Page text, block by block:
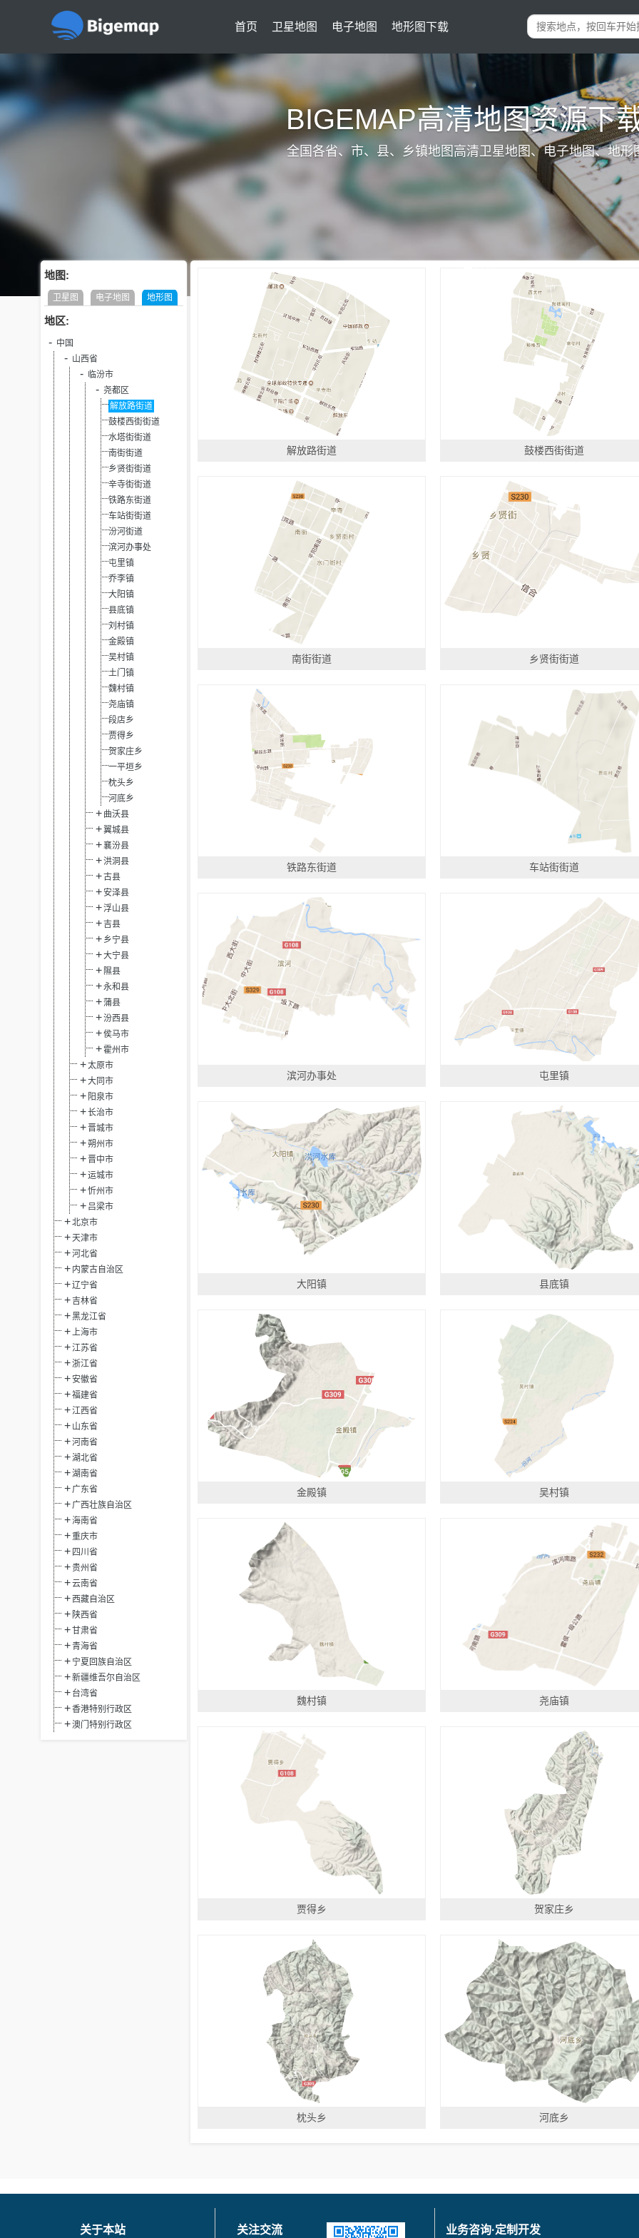
首页 卫星地图 电子地图 地形图下载
BIGEMAP高清地图资源下
全国各省、市、县、乡镇地图高清卫星地图、电子地图、地形
地图:
卫星图 电子地图 地形图
地区:
中国
山西省
临汾市
尧都区
解放路街道
鼓楼西街街道
水塔街街道
南街街道
乡贤街街道
辛寺街街道
铁路东街道
车站街街道
汾河街道
滨河办事处
屯里镇
乔李镇
大阳镇
县底镇
刘村镇
金殿镇
吴村镇
土门镇
魏村镇
尧庙镇
段店乡
贾得乡
贺家庄乡
一平垣乡
枕头乡
河底乡
曲沃县
翼城县
襄汾县
洪洞县
古县
安泽县
浮山县
吉县
乡宁县
大宁县
隰县
永和县
蒲县
汾西县
侯马市
霍州市
太原市
大同市
阳泉市
长治市
晋城市
朔州市
晋中市
运城市
忻州市
吕梁市
北京市
天津市
河北省
内蒙古自治区
辽宁省
吉林省
黑龙江省
上海市
江苏省
浙江省
安徽省
福建省
江西省
山东省
河南省
湖北省
湖南省
广东省
广西壮族自治区
海南省
重庆市
四川省
贵州省
云南省
西藏自治区
陕西省
甘肃省
青海省
宁夏回族自治区
新疆维吾尔自治区
台湾省
香港特别行政区
澳门特别行政区
解放路街道 鼓楼西街街道
南街街道 乡贤街街道
铁路东街道 车站街街道
滨河办事处 屯里镇
大阳镇 县底镇
金殿镇 吴村镇
魏村镇 尧庙镇
贾得乡 贺家庄乡
枕头乡 河底乡
关于本站 关注交流 业务咨询·定制开发